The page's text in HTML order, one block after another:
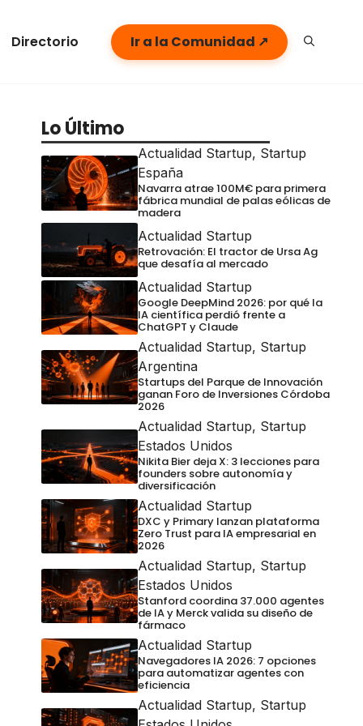
Directorio Ir a la Comunidad ↗
Lo Último
Actualidad Startup, Startup
España
Navarra atrae 100M€ para primera
fábrica mundial de palas eólicas de
madera
Actualidad Startup
Retrovación: El tractor de Ursa Ag
que desafía al mercado
Actualidad Startup
Google DeepMind 2026: por qué la
IA científica perdió frente a
ChatGPT y Claude
Actualidad Startup, Startup
Argentina
Startups del Parque de Innovación
ganan Foro de Inversiones Córdoba
2026
Actualidad Startup, Startup
Estados Unidos
Nikita Bier deja X: 3 lecciones para
founders sobre autonomía y
diversificación
Actualidad Startup
DXC y Primary lanzan plataforma
Zero Trust para IA empresarial en
2026
Actualidad Startup, Startup
Estados Unidos
Stanford coordina 37.000 agentes
de IA y Merck valida su diseño de
fármaco
Actualidad Startup
Navegadores IA 2026: 7 opciones
para automatizar agentes con
eficiencia
Actualidad Startup, Startup